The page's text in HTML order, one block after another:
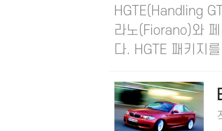
HGTE(Handling
라노(Fiorano)와
다. HGTE 패키지